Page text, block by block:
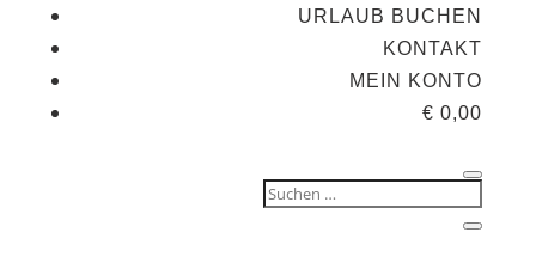
URLAUB BUCHEN
KONTAKT
MEIN KONTO
€ 0,00